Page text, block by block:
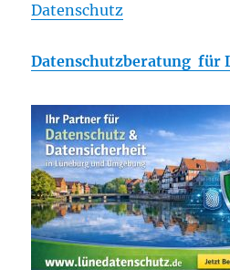
Datenschutz
Datenschutzberatung für